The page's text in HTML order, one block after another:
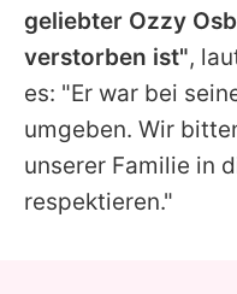
geliebter Ozzy
verstorben ist",
es: "Er war bei
umgeben. Wir
unserer Familie in
respektieren."